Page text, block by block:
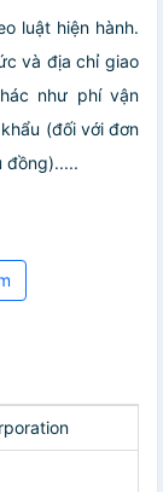
luật hiện hành.
và địa chỉ giao
như phí vận
(đối với đơn
đồng).....